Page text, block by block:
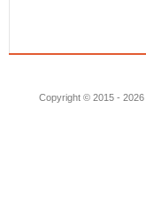
Copyright © 2015 - 2026